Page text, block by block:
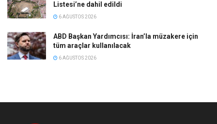
Listesi’ne dahil edildi
6 AĞUSTOS 2026
ABD Başkan Yardımcısı: İran’la müzakere için
tüm araçlar kullanılacak
6 AĞUSTOS 2026